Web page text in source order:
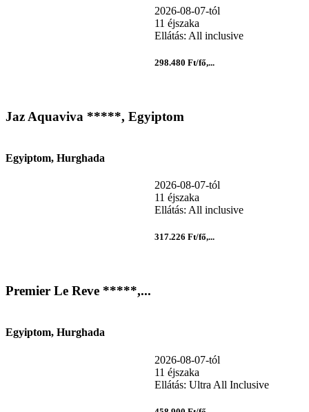
2026-08-07-tól
11 éjszaka
Ellátás: All inclusive
298.480 Ft/fő,...
Jaz Aquaviva *****, Egyiptom
Egyiptom, Hurghada
2026-08-07-tól
11 éjszaka
Ellátás: All inclusive
317.226 Ft/fő,...
Premier Le Reve *****,...
Egyiptom, Hurghada
2026-08-07-tól
11 éjszaka
Ellátás: Ultra All Inclusive